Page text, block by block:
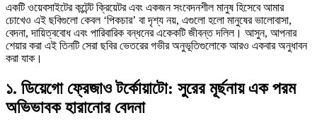
একটি ওয়েবসাইটের কন্টেন্ট ক্রিয়েটর এবং একজন সংবেদনশীল মানুষ হিসেবে আমার
চোখেও এই ছবিগুলো কেবল ‘পিকচার’ বা দৃশ্য নয়, এগুলো হলো মানুষের ভালোবাসা,
বেদনা, দায়িত্ববোধ এবং পারিবারিক বন্ধনের একেকটি জীবন্ত দলিল। আসুন, আপনার
শেয়ার করা এই তিনটি সেরা ছবির ভেতরের গভীর অনুভূতিগুলোকে আরও একবার অনুধাবন
করা যাক।
১. ডিয়েগো ফ্রেজাও টর্কোয়াটো: সুরের মূর্ছনায় এক পরম
অভিভাবক হারানোর বেদনা